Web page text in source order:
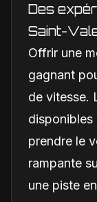
Des
Saint-
Offrir une
gagnant
de vitesse.
disponibles
prendre le
rampante
une piste